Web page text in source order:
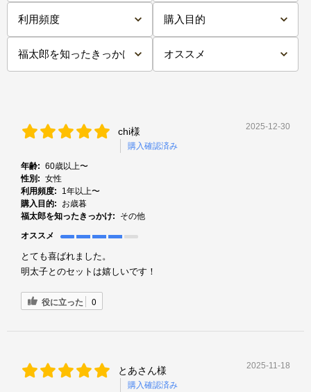
chi様
購入確認済み
2025-12-30
年齢: 60歳以上〜
性別: 女性
利用頻度:
1年以上〜
購入目的:
お歳暮
福太郎を知ったきっかけ:
その他
オススメ
とても喜ばれました。
明太子とのセットは嬉しいです！
役に立った 0
とあさん様
購入確認済み
2025-11-18